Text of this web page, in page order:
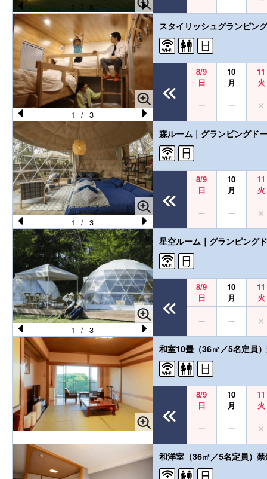
Pr
e
vi
o
u
s
N
e
xt
1 / 3
Pr
e
vi
o
u
s
N
e
xt
1 / 3
スタイリッシュグランピン
8/9
日
10
月
11
火
Pr
e
vi
o
u
s
N
e
xt
1 / 3
森ルーム｜グランピングド
8/9
日
10
月
11
火
Pr
e
vi
o
u
s
N
e
xt
1 / 3
星空ルーム｜グランピング
8/9
日
10
月
11
火
和室10畳（36㎡／5名定員
8/9
日
10
月
11
火
和洋室（36㎡／5名定員）